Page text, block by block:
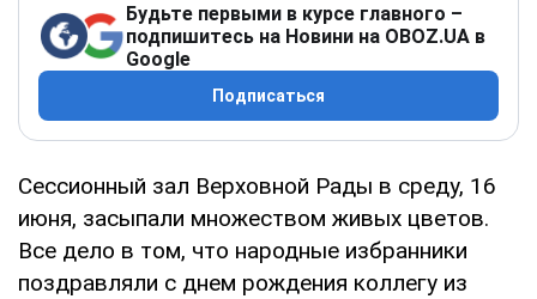
Будьте первыми в курсе главного –
подпишитесь на Новини на OBOZ.UA в
Google
Подписаться
Сессионный зал Верховной Рады в среду, 16
июня, засыпали множеством живых цветов.
Все дело в том, что народные избранники
поздравляли с днем рождения коллегу из